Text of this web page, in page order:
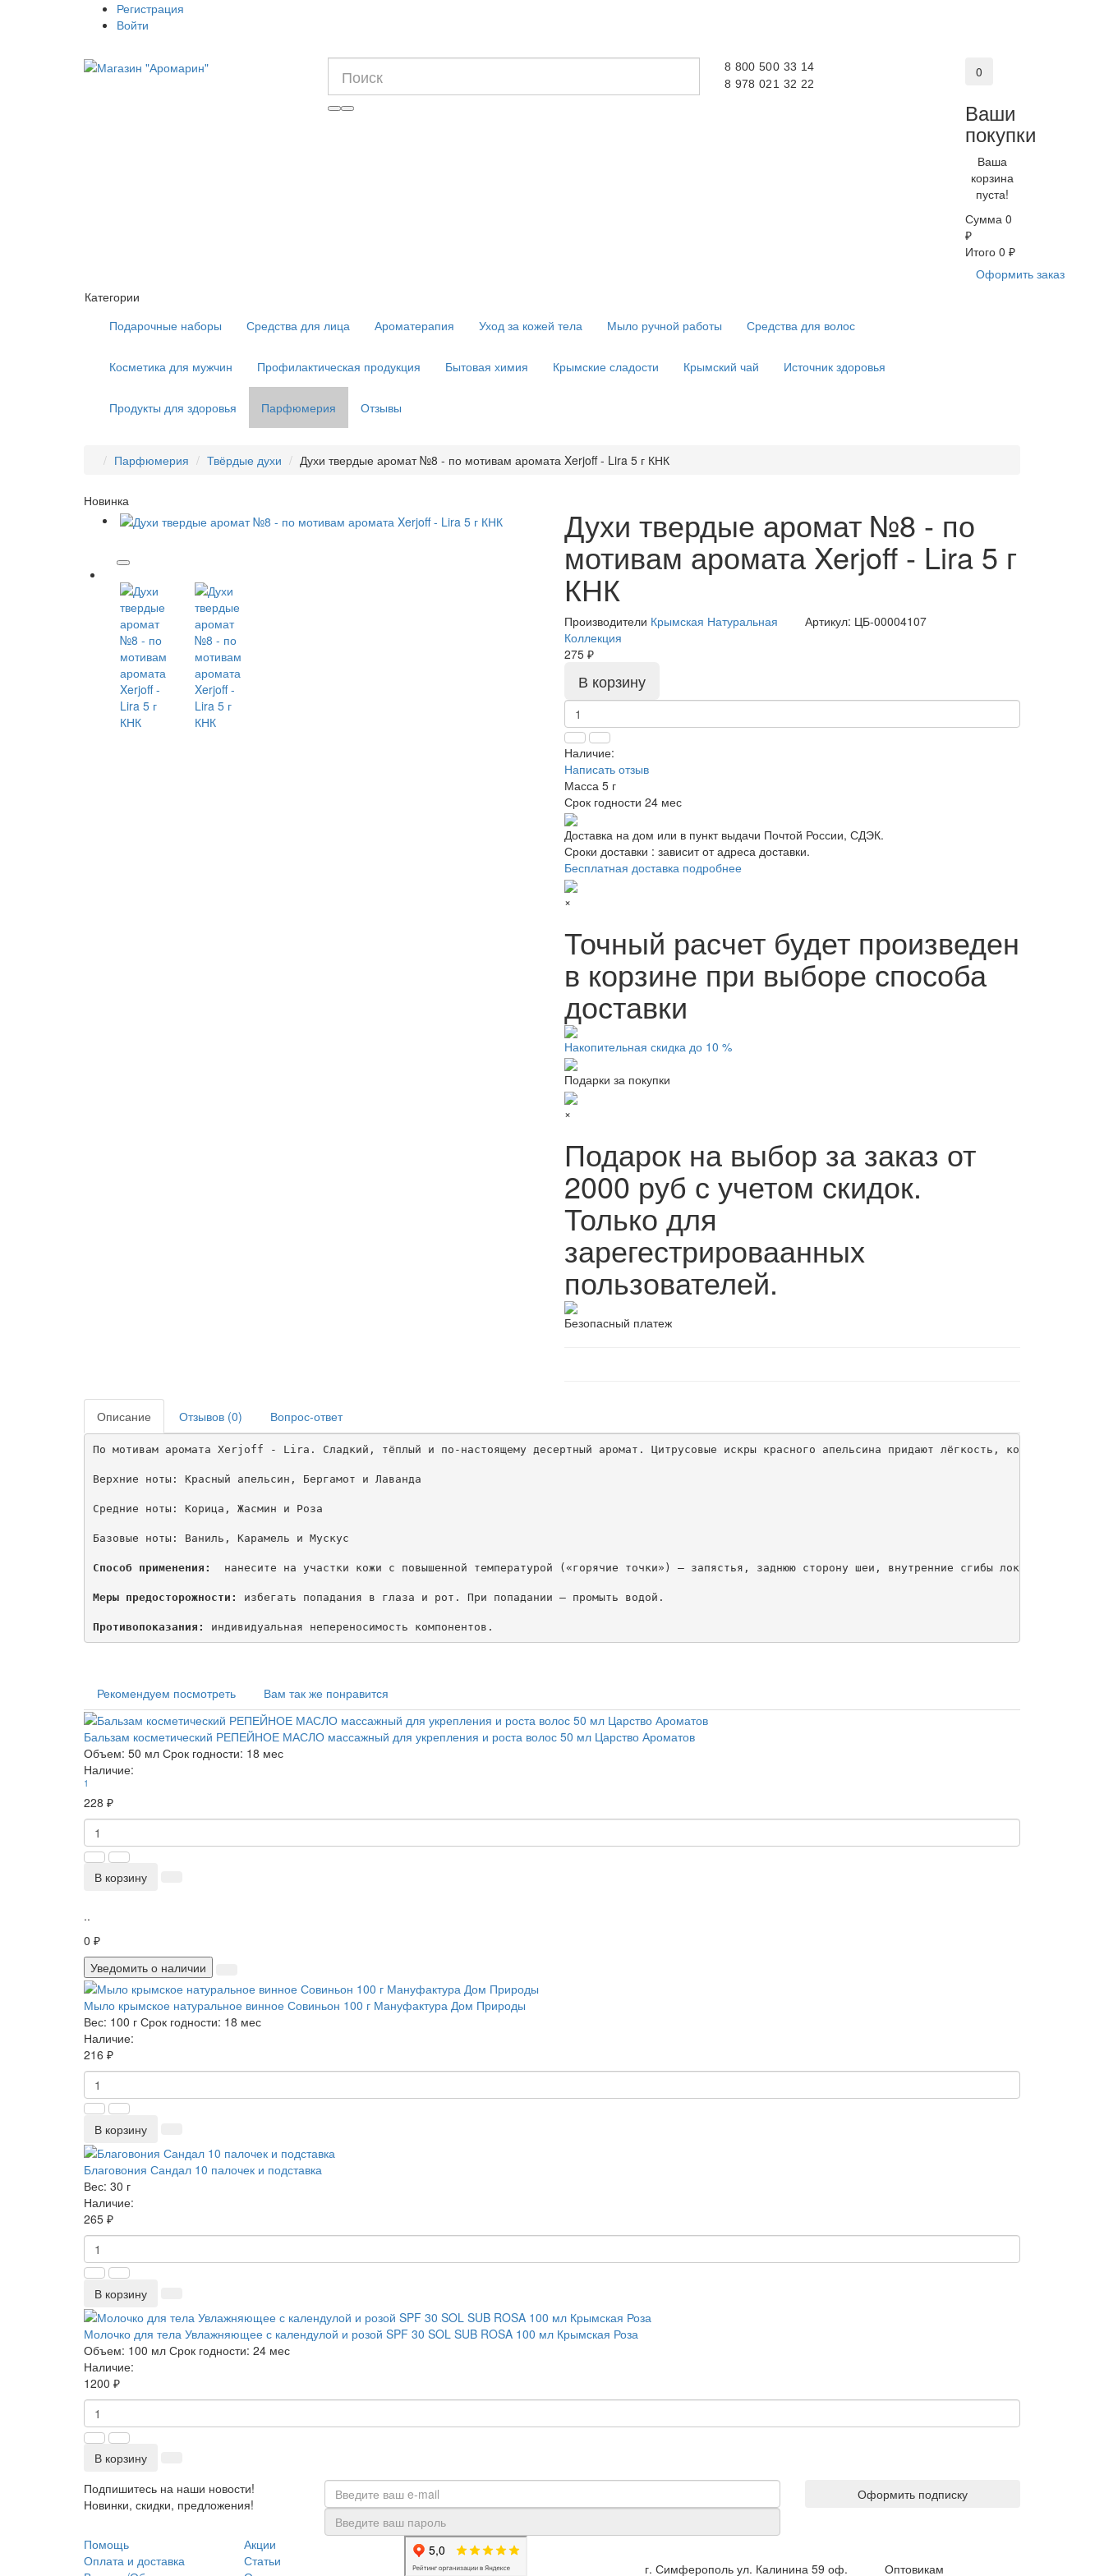
Регистрация
Войти
8 800 500 33 14
8 978 021 32 22
0
Ваши
покупки
Ваша
корзина
пуста!
Сумма 0
₽
Итого 0 ₽
Оформить заказ
Категории
Подарочные наборы
Средства для лица Ароматерапия Уход за кожей тела Мыло ручной работы Средства для волос
Косметика для мужчин Профилактическая продукция Бытовая химия Крымские сладости Крымский чай Источник здоровья
Продукты для здоровья Парфюмерия Отзывы
Парфюмерия Твёрдые духи Духи твердые аромат №8 - по мотивам аромата Xerjoff - Lira 5 г КНК
Новинка
Духи твердые аромат №8 - по
мотивам аромата Xerjoff - Lira 5 г
КНК
Производители Крымская Натуральная
Коллекция
Артикул: ЦБ-00004107
275 ₽
В корзину
Наличие:
Написать отзыв
Масса 5 г
Срок годности 24 мес
Доставка на дом или в пункт выдачи Почтой России, СДЭК.
Сроки доставки : зависит от адреса доставки.
Бесплатная доставка подробнее
×
Точный расчет будет произведен
в корзине при выборе способа
доставки
Накопительная скидка до 10 %
Подарки за покупки
×
Подарок на выбор за заказ от
2000 руб с учетом скидок.
Только для
зарегестрироваанных
пользователей.
Безопасный платеж
Описание Отзывов (0) Вопрос-ответ
По мотивам аромата Xerjoff - Lira. Сладкий, тёплый и по-настоящему десертный аромат. Цитрусовые искры красного апельсина придают лёгкость, которая
Верхние ноты: Красный апельсин, Бергамот и Лаванда
Средние ноты: Корица, Жасмин и Роза
Базовые ноты: Ваниль, Карамель и Мускус
Способ применения: нанесите на участки кожи с повышенной температурой («горячие точки») — запястья, заднюю сторону шеи, внутренние сгибы локтей.
Меры предосторожности: избегать попадания в глаза и рот. При попадании – промыть водой.
Противопоказания:
Рекомендуем посмотреть Вам так же понравится
Бальзам косметический РЕПЕЙНОЕ МАСЛО массажный для укрепления и роста волос 50 мл Царство Ароматов
Объем: 50 мл Срок годности: 18 мес
Наличие:
1
228 ₽
В корзину
..
0 ₽
Уведомить о наличии
Мыло крымское натуральное винное Совиньон 100 г Мануфактура Дом Природы
Вес: 100 г Срок годности: 18 мес
Наличие:
216 ₽
В корзину
Благовония Сандал 10 палочек и подставка
Вес: 30 г
Наличие:
265 ₽
В корзину
Молочко для тела Увлажняющее с календулой и розой SPF 30 SOL SUB ROSA 100 мл Крымская Роза
Объем: 100 мл Срок годности: 24 мес
Наличие:
1200 ₽
В корзину
Подпишитесь на наши новости!
Новинки, скидки, предложения!
Оформить подписку
Помощь
Оплата и доставка
Акции
Статьи
г. Симферополь ул. Калинина 59 оф. Оптовикам